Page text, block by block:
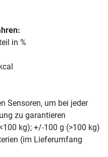
in %
Sensoren, um bei jeder
zu garantieren
kg); +/-100 g (>100 kg)
(im Lieferumfang